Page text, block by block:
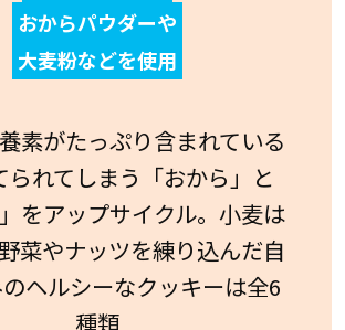
おからパウダーや
大麦粉などを使用
素がたっぷり含まれている
られてしまう「おから」と
」をアップサイクル。小麦は
菜やナッツを練り込んだ自
ヘルシーなクッキーは全6
種類